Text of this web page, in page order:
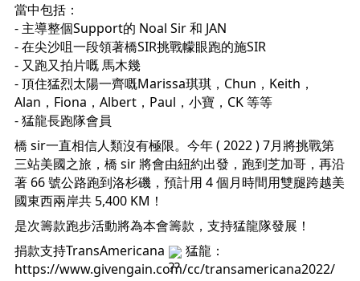
當中包括：
- 主導整個Support的 Noal Sir 和 JAN
- 在尖沙咀一段領著橋SIR挑戰幪眼跑的施SIR
- 又跑又拍片嘅 馬木幾
- 頂住猛烈太陽一齊嘅Marissa琪琪，Chun，Keith，
Alan，Fiona，Albert，Paul，小寶，CK 等等
- 猛龍長跑隊會員
橋 sir一直相信人類沒有極限。今年 ( 2022 ) 7月將挑戰第
三站美國之旅，橋 sir 將會由紐約出發，跑到芝加哥，再沿
著 66 號公路跑到洛杉磯，預計用 4 個月時間用雙腿跨越美
國東西兩岸共 5,400 KM！
是次籌款跑步活動將為本會籌款，支持猛龍隊發展！
捐款支持TransAmericana
猛龍：
https://www.givengain.com/cc/transamericana2022/